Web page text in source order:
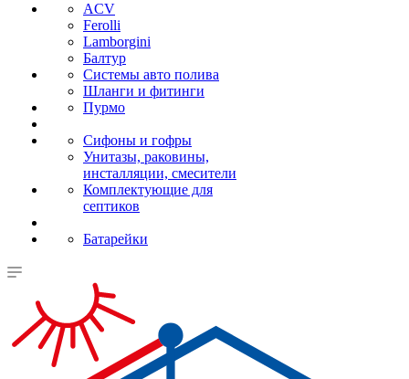
ACV
Ferolli
Lamborgini
Балтур
Системы авто полива
Шланги и фитинги
Пурмо
Сифоны и гофры
Унитазы, раковины,
инсталляции, смесители
Комплектующие для
септиков
Батарейки